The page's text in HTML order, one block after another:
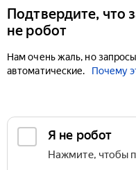
Подтвердите, что
не робот
Нам очень жаль, но
автоматические.
Почему